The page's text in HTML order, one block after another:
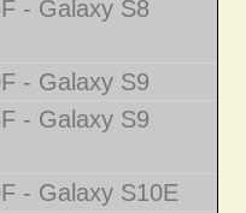
- Galaxy S8
- Galaxy S9
- Galaxy S9
- Galaxy S10E